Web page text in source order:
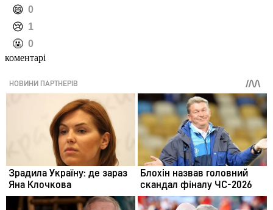
️😄 0
️😢 1
️🤬 0
коментарі